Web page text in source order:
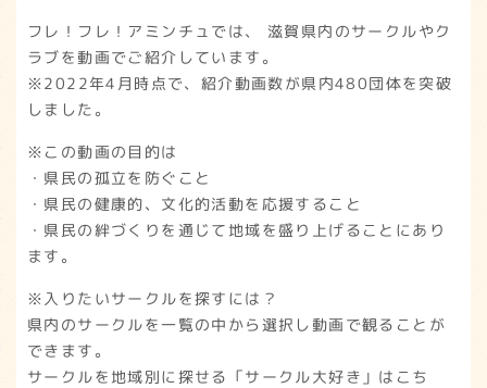
フレ！フレ！アミンチュでは、 滋賀県内のサークルやク
ラブを動画でご紹介しています。
※2022年4月時点で、紹介動画数が県内480団体を突破
しました。
※この動画の目的は
・県民の孤立を防ぐこと
・県民の健康的、文化的活動を応援すること
・県民の絆づくりを通じて地域を盛り上げることにあり
ます。
※入りたいサークルを探すには？
県内のサークルを一覧の中から選択し動画で観ることが
できます。
サークルを地域別に探せる「サークル大好き」はこち